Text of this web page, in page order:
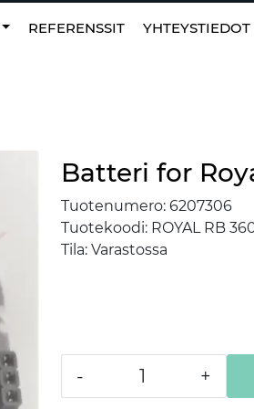
Suosikit NO|
REFERENSSIT YHTEYSTIEDOT
Batteri for
Tuotenumero: 6207306
Tuotekoodi: ROYAL RB
Tila: Varastossa
- +